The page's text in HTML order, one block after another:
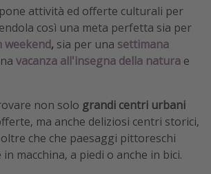
2026
attività ed offerte culturali per
così una meta perfetta sia per
weekend, sia per una settimana
vacanza all'insegna della natura e
non solo grandi centri urbani
ma anche deliziosi centri storici,
che che paesaggi pittoreschi
macchina, a piedi o anche in bici.